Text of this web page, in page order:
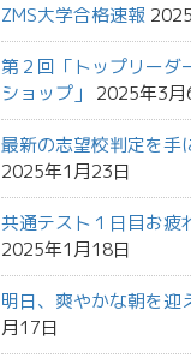
ZMS大学合格速報
第２回「トップリーダ
ショップ」
2025年3月
最新の志望校判定を手
2025年1月23日
共通テスト１日目お疲
2025年1月18日
明日、爽やかな朝を迎
月17日